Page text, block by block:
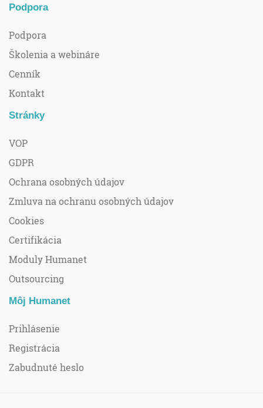
Podpora
Podpora
Školenia a webináre
Cenník
Kontakt
Stránky
VOP
GDPR
Ochrana osobných údajov
Zmluva na ochranu osobných údajov
Cookies
Certifikácia
Moduly Humanet
Outsourcing
Môj Humanet
Prihlásenie
Registrácia
Zabudnuté heslo